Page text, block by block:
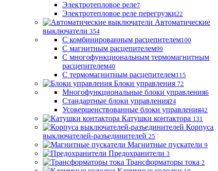
Электротепловое реле7
Электротепловое реле перегрузки22
Автоматические
выключатели 354
С комбинированным расцепителем100
С магнитным расцепителем99
С многофункциональным термомагнитным
расцепителем40
С термомагнитным расцепителем115
Блоки управления 72
Многофункциональные блоки управления6
Стандартные блоки управления24
Усовершенствованные блоки управления42
Катушки контактора 131
Корпуса
выключателей-разъединителей 25
Магнитные пускатели 9
Предохранители 3
Трансформаторы тока 2